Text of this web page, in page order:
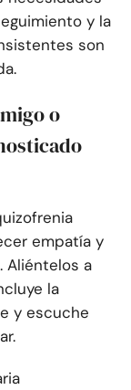
y la
son
o
empatía y
Aliéntelos a
la
y escuche